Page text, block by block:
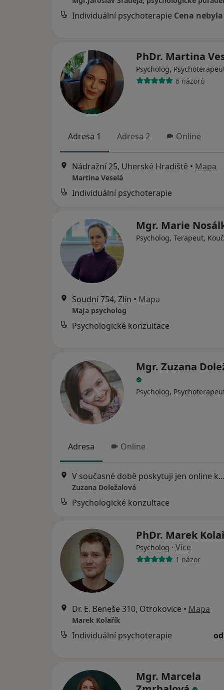
Individuální psychoterapie Cena
PhDr. Martina
Psycholog,
6 názorů
Adresa 1 Adresa 2 Online
Nádražní 25, Uherské Hradiště • Mapa
Martina Veselá
Individuální psychoterapie
Mgr. Marie
Psycholog, Terapeut, Kouč
Soudní 754, Zlín • Mapa
MaJa psycholog
Psychologické konzultace
Mgr. Zuzana
Psycholog,
Adresa Online
V současné době poskytuji
Zuzana Doležalová
Psychologické konzultace
PhDr. Marek
Psycholog · Více
1 názor
Dr. E. Beneše 310, Otrokovice • Mapa
Marek Kolařík
Individuální psychoterapie
Mgr. Marcela